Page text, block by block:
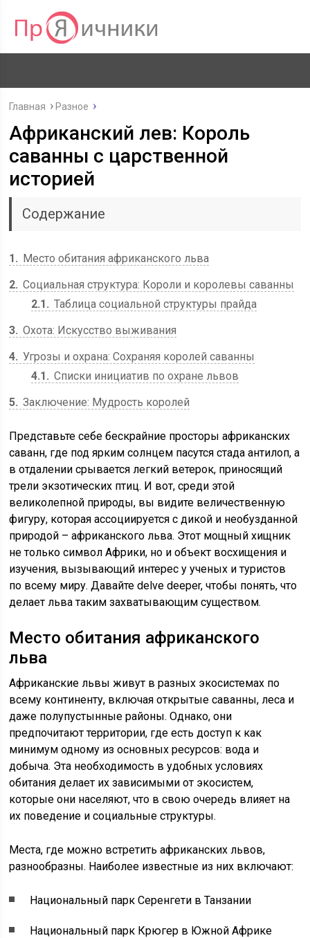
Главная Разное
Африканский лев: Король
саванны с царственной
историей
Содержание
1
Место обитания африканского льва
2 Социальная структура: Короли и королевы саванны
2.1
Таблица социальной структуры прайда
3 Охота: Искусство выживания
4 Угрозы и охрана: Сохраняя королей саванны
4.1
Списки инициатив по охране львов
5 Заключение: Мудрость королей
Представьте себе бескрайние просторы африканских
саванн, где под ярким солнцем пасутся стада антилоп, а
в отдалении срывается легкий ветерок, приносящий
трели экзотических птиц. И вот, среди этой
великолепной природы, вы видите величественную
фигуру, которая ассоциируется с дикой и необузданной
природой – африканского льва. Этот мощный хищник
не только символ Африки, но и объект восхищения и
изучения, вызывающий интерес у ученых и туристов
по всему миру. Давайте delve deeper, чтобы понять, что
делает льва таким захватывающим существом.
Место обитания африканского
льва
Африканские львы живут в разных экосистемах по
всему континенту, включая открытые саванны, леса и
даже полупустынные районы. Однако, они
предпочитают территории, где есть доступ к как
минимум одному из основных ресурсов: вода и
добыча. Эта необходимость в удобных условиях
обитания делает их зависимыми от экосистем,
которые они населяют, что в свою очередь влияет на
их поведение и социальные структуры.
Места, где можно встретить африканских львов,
разнообразны. Наиболее известные из них включают:
Национальный парк Серенгети в Танзании
Национальный парк Крюгер в Южной Африке